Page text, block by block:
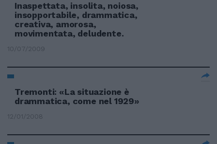
Inaspettata, insolita, noiosa,
insopportabile, drammatica,
creativa, amorosa,
movimentata, deludente.
10/07/2009
Tremonti: «La situazione è
drammatica, come nel 1929»
12/01/2008